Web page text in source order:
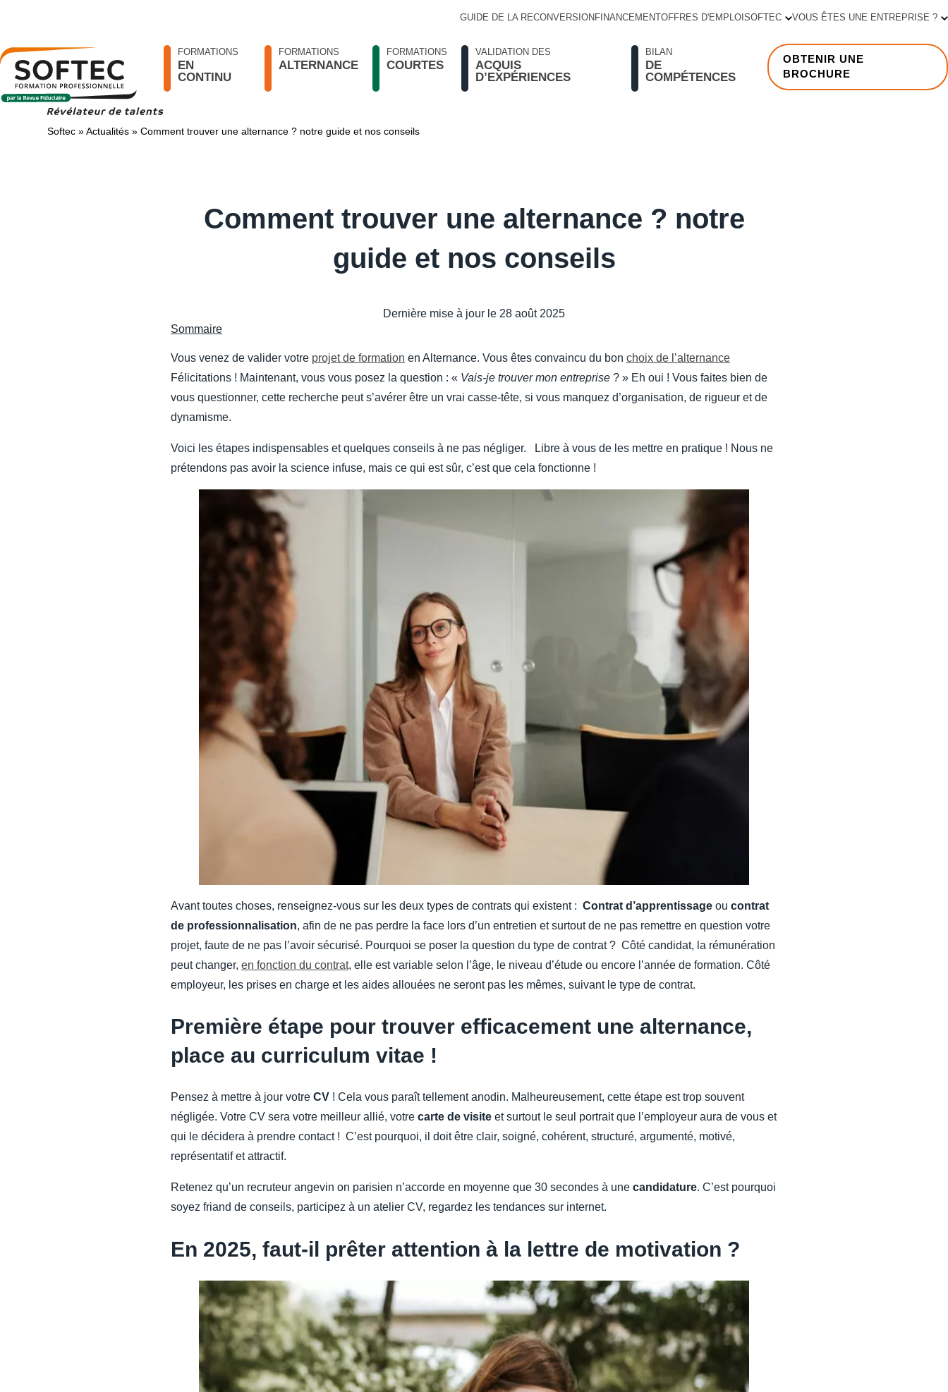
FORMATIONS
EN
CONTINU
FORMATIONS
ALTERNANCE
FORMATIONS
COURTES
VALIDATION DES
ACQUIS
D’EXPÉRIENCES
BILAN
DE
COMPÉTENCES
OBTENIR UNE
BROCHURE
GUIDE DE LA RECONVERSION FINANCEMENTOFFRES D'EMPLOI SOFTEC VOUS ÊTES UNE ENTREPRISE ?
Softec »Actualités »Comment trouver une alternance ? notre guide et nos conseils
Comment trouver une alternance ? notre
guide et nos conseils
Dernière mise à jour le 28 août 2025
Sommaire
Vous venez de valider votre projet de formation en Alternance. Vous êtes convaincu du bon choix de l’alternance
Félicitations ! Maintenant, vous vous posez la question : « Vais-je trouver mon entreprise ? » Eh oui ! Vous faites bien de
vous questionner, cette recherche peut s’avérer être un vrai casse-tête, si vous manquez d’organisation, de rigueur et de
dynamisme.
Voici les étapes indispensables et quelques conseils à ne pas négliger. Libre à vous de les mettre en pratique ! Nous ne
prétendons pas avoir la science infuse, mais ce qui est sûr, c’est que cela fonctionne !
Avant toutes choses, renseignez-vous sur les deux types de contrats qui existent : Contrat d’apprentissage ou contrat
de professionnalisation, afin de ne pas perdre la face lors d’un entretien et surtout de ne pas remettre en question votre
projet, faute de ne pas l’avoir sécurisé. Pourquoi se poser la question du type de contrat ? Côté candidat, la rémunération
peut changer, en fonction du contrat, elle est variable selon l’âge, le niveau d’étude ou encore l’année de formation. Côté
employeur, les prises en charge et les aides allouées ne seront pas les mêmes, suivant le type de contrat.
Première étape pour trouver efficacement une alternance,
place au curriculum vitae !
Pensez à mettre à jour votre CV ! Cela vous paraît tellement anodin. Malheureusement, cette étape est trop souvent
négligée. Votre CV sera votre meilleur allié, votre carte de visite et surtout le seul portrait que l’employeur aura de vous et
qui le décidera à prendre contact ! C’est pourquoi, il doit être clair, soigné, cohérent, structuré, argumenté, motivé,
représentatif et attractif.
Retenez qu’un recruteur angevin on parisien n’accorde en moyenne que 30 secondes à une candidature. C’est pourquoi
soyez friand de conseils, participez à un atelier CV, regardez les tendances sur internet.
En 2025, faut-il prêter attention à la lettre de motivation ?